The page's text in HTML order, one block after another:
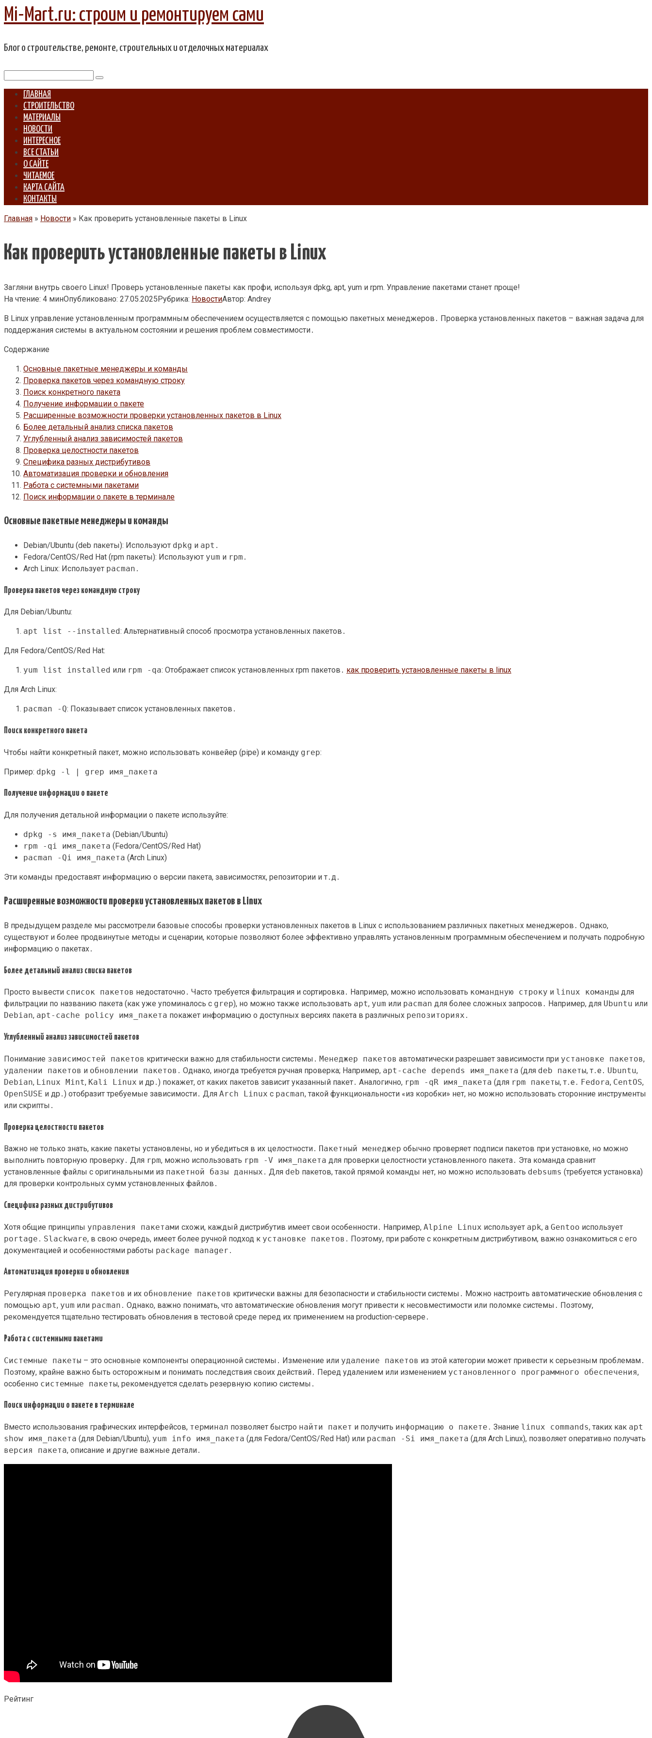
Перейти
кMi-Mart.ru: строим и ремонтируем сами
Блог о строительстве, ремонте, строительных и отделочных материалах
ГЛАВНАЯ
СТРОИТЕЛЬСТВО
МАТЕРИАЛЫ
НОВОСТИ
ИНТЕРЕСНОЕ
ВСЕ СТАТЬИ
О САЙТЕ
ЧИТАЕМОЕ
КАРТА САЙТА
КОНТАКТЫ
Главная » Новости » Как проверить установленные пакеты в Linux
Как проверить установленные пакеты в Linux
Загляни внутрь своего Linux! Проверь установленные пакеты как профи, используя dpkg, apt, yum и rpm. Управление пакетами станет проще!
На чтение: 4 минОпубликовано: 27.05.2025Рубрика: НовостиАвтор: Andrey
В Linux управление установленным программным обеспечением осуществляется с помощью пакетных менеджеров․ Проверка установленных пакетов – важная задача для
поддержания системы в актуальном состоянии и решения проблем совместимости․
Содержание
Основные пакетные менеджеры и команды
Проверка пакетов через командную строку
Поиск конкретного пакета
Получение информации о пакете
Расширенные возможности проверки установленных пакетов в Linux
Более детальный анализ списка пакетов
Углубленный анализ зависимостей пакетов
Проверка целостности пакетов
Специфика разных дистрибутивов
Автоматизация проверки и обновления
Работа с системными пакетами
Поиск информации о пакете в терминале
Основные пакетные менеджеры и команды
Debian/Ubuntu (deb пакеты): Используют dpkg и apt ․
Fedora/CentOS/Red Hat (rpm пакеты): Используют yum и rpm ․
Arch Linux: Использует pacman ․
Проверка пакетов через командную строку
Для Debian/Ubuntu:
apt list --installed: Альтернативный способ просмотра установленных пакетов․
Для Fedora/CentOS/Red Hat:
yum list installed или rpm -qa: Отображает список установленных rpm пакетов․ как проверить установленные пакеты в linux
Для Arch Linux:
pacman -Q: Показывает список установленных пакетов․
Поиск конкретного пакета
Чтобы найти конкретный пакет, можно использовать конвейер (pipe) и команду grep:
Пример: dpkg -l | grep имя_пакета
Получение информации о пакете
Для получения детальной информации о пакете используйте:
dpkg -s имя_пакета (Debian/Ubuntu)
rpm -qi имя_пакета (Fedora/CentOS/Red Hat)
pacman -Qi имя_пакета (Arch Linux)
Эти команды предоставят информацию о версии пакета, зависимостях, репозитории и т․д․
Расширенные возможности проверки установленных пакетов в Linux
В предыдущем разделе мы рассмотрели базовые способы проверки установленных пакетов в Linux с использованием различных пакетных менеджеров․ Однако,
существуют и более продвинутые методы и сценарии, которые позволяют более эффективно управлять установленным программным обеспечением и получать подробную
информацию о пакетах․
Более детальный анализ списка пакетов
Просто вывести список пакетов недостаточно․ Часто требуется фильтрация и сортировка․ Например, можно использовать командную строку и linux команды для
фильтрации по названию пакета (как уже упоминалось с grep), но можно также использовать apt, yum или pacman для более сложных запросов․ Например, для Ubuntu или
Debian, apt-cache policy имя_пакета покажет информацию о доступных версиях пакета в различных репозиториях ․
Углубленный анализ зависимостей пакетов
Понимание зависимостей пакетов критически важно для стабильности системы․ Менеджер пакетов автоматически разрешает зависимости при установке пакетов,
удалении пакетов и обновлении пакетов ․ Однако, иногда требуется ручная проверка; Например, apt-cache depends имя_пакета (для deb пакеты, т․е․ Ubuntu,
Debian, Linux Mint, Kali Linux и др․) покажет, от каких пакетов зависит указанный пакет․ Аналогично, rpm -qR имя_пакета (для rpm пакеты, т․е․ Fedora, CentOS,
OpenSUSE и др․) отобразит требуемые зависимости․ Для Arch Linux с pacman, такой функциональности «из коробки» нет, но можно использовать сторонние инструменты
или скрипты․
Проверка целостности пакетов
Важно не только знать, какие пакеты установлены, но и убедиться в их целостности․ Пакетный менеджер обычно проверяет подписи пакетов при установке, но можно
выполнить повторную проверку․ Для rpm, можно использовать rpm -V имя_пакета для проверки целостности установленного пакета․ Эта команда сравнит
установленные файлы с оригинальными из пакетной базы данных ․ Для deb пакетов, такой прямой команды нет, но можно использовать debsums (требуется установка)
для проверки контрольных сумм установленных файлов․
Специфика разных дистрибутивов
Хотя общие принципы управления пакетами схожи, каждый дистрибутив имеет свои особенности․ Например, Alpine Linux использует apk, а Gentoo использует
portage ․ Slackware, в свою очередь, имеет более ручной подход к установке пакетов ․ Поэтому, при работе с конкретным дистрибутивом, важно ознакомиться с его
документацией и особенностями работы package manager ․
Автоматизация проверки и обновления
Регулярная проверка пакетов и их обновление пакетов критически важны для безопасности и стабильности системы․ Можно настроить автоматические обновления с
помощью apt, yum или pacman ․ Однако, важно понимать, что автоматические обновления могут привести к несовместимости или поломке системы․ Поэтому,
рекомендуется тщательно тестировать обновления в тестовой среде перед их применением на production-сервере․
Работа с системными пакетами
Системные пакеты – это основные компоненты операционной системы․ Изменение или удаление пакетов из этой категории может привести к серьезным проблемам․
Поэтому, крайне важно быть осторожным и понимать последствия своих действий․ Перед удалением или изменением установленного программного обеспечения,
особенно системные пакеты, рекомендуется сделать резервную копию системы․
Поиск информации о пакете в терминале
Вместо использования графических интерфейсов, терминал позволяет быстро найти пакет и получить информацию о пакете ․ Знание linux commands, таких как apt
show имя_пакета (для Debian/Ubuntu), yum info имя_пакета (для Fedora/CentOS/Red Hat) или pacman -Si имя_пакета (для Arch Linux), позволяет оперативно получать
версия пакета, описание и другие важные детали․
Рейтинг